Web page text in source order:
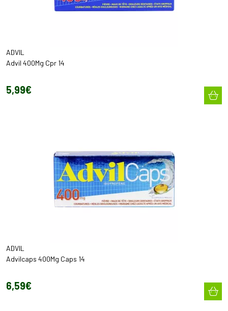
ADVIL
Advil 400Mg Cpr 14
5,99€
ADVIL
Advilcaps 400Mg Caps 14
6,59€